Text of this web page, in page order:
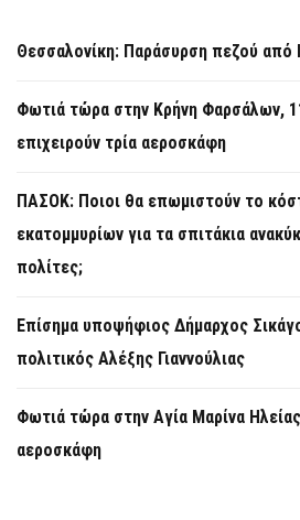
Θεσσαλονίκη: Παράσυρση πεζού από
Φωτιά τώρα στην Κρήνη Φαρσάλων,
επιχειρούν τρία αεροσκάφη
ΠΑΣΟΚ: Ποιοι θα επωμιστούν το
εκατομμυρίων για τα σπιτάκια
πολίτες;
Επίσημα υποψήφιος Δήμαρχος
πολιτικός Αλέξης Γιαννούλιας
Φωτιά τώρα στην Aγία Μαρίνα
αεροσκάφη